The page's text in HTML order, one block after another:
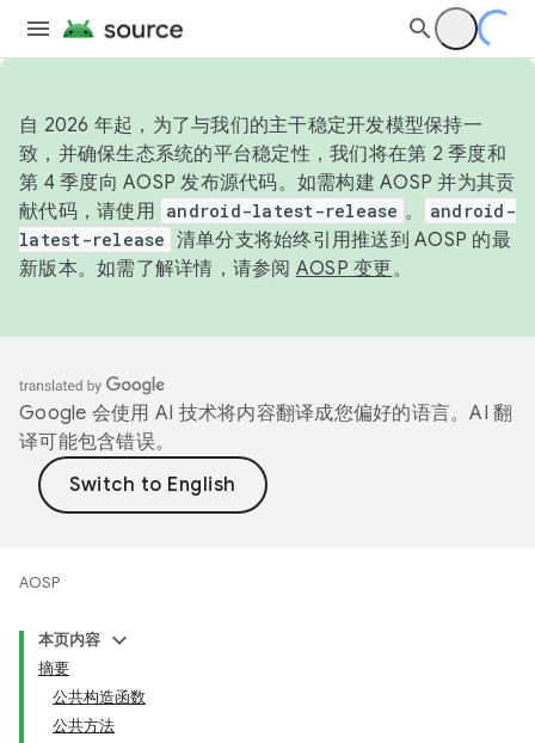
自 2026 年起，为了与我们的主干稳定开发模型保持一
致，并确保生态系统的平台稳定性，我们将在第 2 季度和
第 4 季度向 AOSP 发布源代码。如需构建 AOSP 并为其贡
献代码，请使用 android-latest-release 。
android-
latest-release 清单分支将始终引用推送到 AOSP 的最
新版本。如需了解详情，请参阅 AOSP 变更。
Google 会使用 AI 技术将内容翻译成您偏好的语言。AI 翻
译可能包含错误。
AOSP
本页内容
摘要
公共构造函数
公共方法